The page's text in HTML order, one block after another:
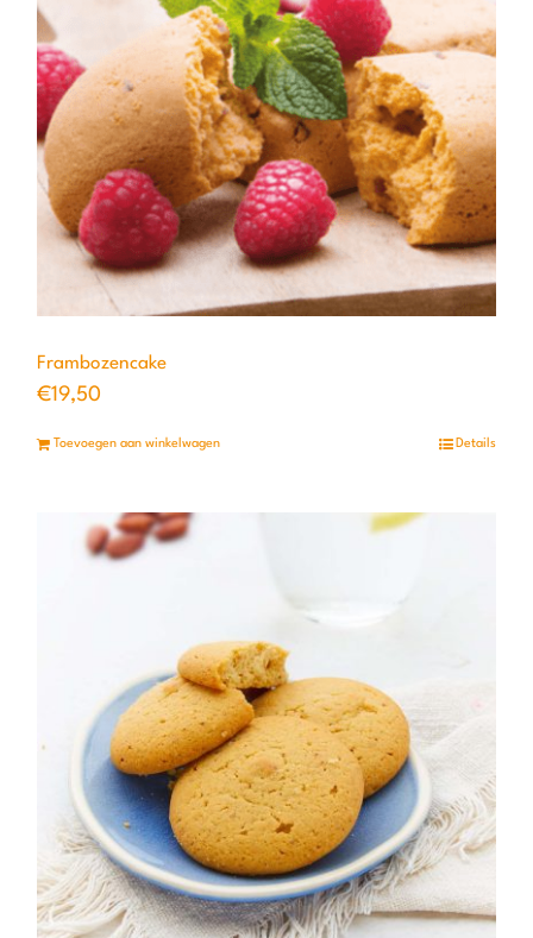
Frambozencake
€19,50
Toevoegen aan winkelwagen Details